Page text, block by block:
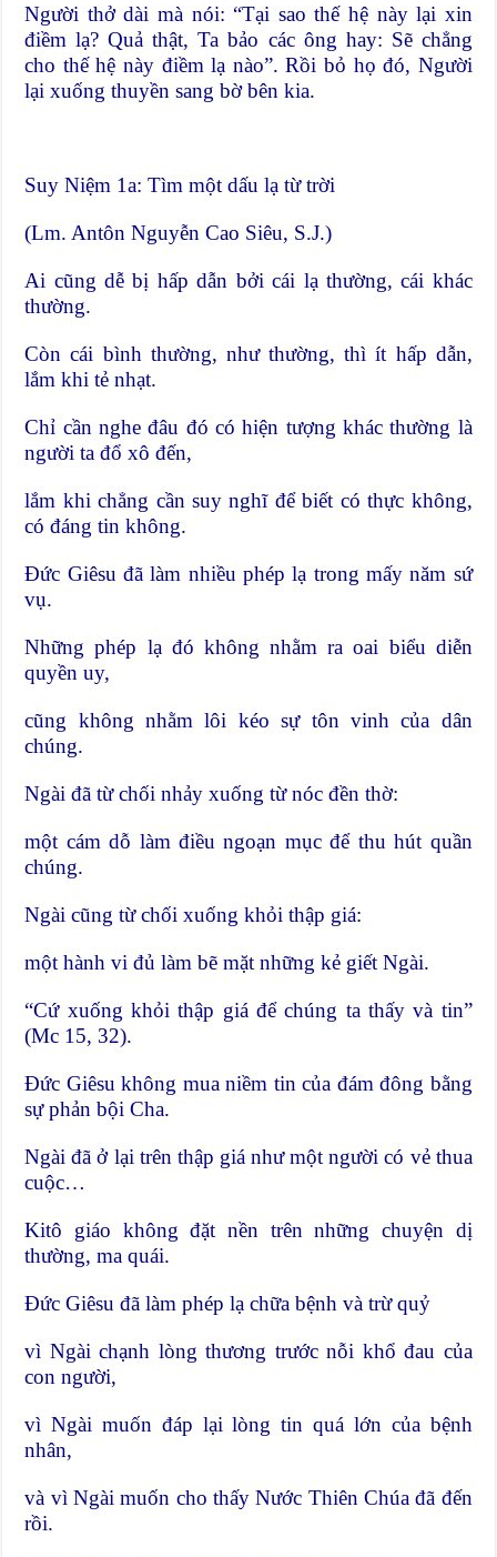
Người thở dài mà nói: “Tại sao thế hệ này lại xin
điềm lạ? Quả thật, Ta bảo các ông hay: Sẽ chẳng
cho thế hệ này điềm lạ nào”. Rồi bỏ họ đó, Người
lại xuống thuyền sang bờ bên kia.
Suy Niệm 1a: Tìm một dấu lạ từ trời
(Lm. Antôn Nguyễn Cao Siêu, S.J.)
Ai cũng dễ bị hấp dẫn bởi cái lạ thường, cái khác
thường.
Còn cái bình thường, như thường, thì ít hấp dẫn,
lắm khi tẻ nhạt.
Chỉ cần nghe đâu đó có hiện tượng khác thường là
người ta đổ xô đến,
lắm khi chẳng cần suy nghĩ để biết có thực không,
có đáng tin không.
Đức Giêsu đã làm nhiều phép lạ trong mấy năm sứ
vụ.
Những phép lạ đó không nhằm ra oai biểu diễn
quyền uy,
cũng không nhằm lôi kéo sự tôn vinh của dân
chúng.
Ngài đã từ chối nhảy xuống từ nóc đền thờ:
một cám dỗ làm điều ngoạn mục để thu hút quần
chúng.
Ngài cũng từ chối xuống khỏi thập giá:
một hành vi đủ làm bẽ mặt những kẻ giết Ngài.
“Cứ xuống khỏi thập giá để chúng ta thấy và tin”
(Mc 15, 32).
Đức Giêsu không mua niềm tin của đám đông bằng
sự phản bội Cha.
Ngài đã ở lại trên thập giá như một người có vẻ thua
cuộc…
Kitô giáo không đặt nền trên những chuyện dị
thường, ma quái.
Đức Giêsu đã làm phép lạ chữa bệnh và trừ quỷ
vì Ngài chạnh lòng thương trước nỗi khổ đau của
con người,
vì Ngài muốn đáp lại lòng tin quá lớn của bệnh
nhân,
và vì Ngài muốn cho thấy Nước Thiên Chúa đã đến
rồi.